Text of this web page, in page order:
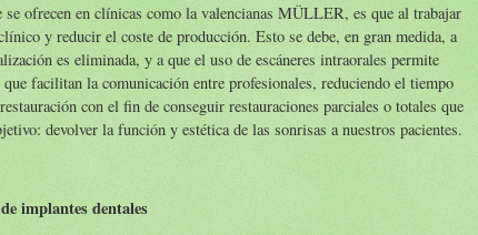
se ofrecen en clínicas como la valencianas MÜLLER, es que al trabajar
y reducir el coste de producción. Esto se debe, en gran medida, a
es eliminada, y a que el uso de escáneres intraorales permite
facilitan la comunicación entre profesionales, reduciendo el tiempo
con el fin de conseguir restauraciones parciales o totales que
devolver la función y estética de las sonrisas a nuestros pacientes.
implantes dentales